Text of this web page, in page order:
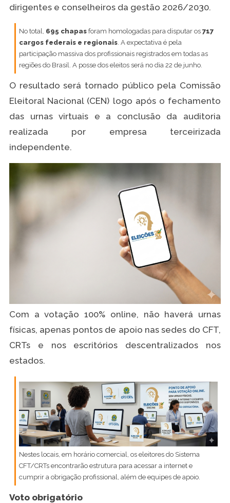
dirigentes e conselheiros da gestão 2026/2030.
No total, 695 chapasforam homologadas para disputar os 717
cargos federais e regionais. A expectativa é pela
participação massiva dos profissionais registrados em todas as
regiões do Brasil. A posse dos eleitos será no dia 22 de junho.
O resultado será tornado público pela Comissão
Eleitoral Nacional (CEN) logo após o fechamento
das urnas virtuais e a conclusão da auditoria
realizada por empresa terceirizada
independente.
Com a votação 100% online, não haverá urnas
físicas, apenas pontos de apoio nas sedes do CFT,
CRTs e nos escritórios descentralizados nos
estados.
Nestes locais, em horário comercial, os eleitores do Sistema
CFT/CRTs encontrarão estrutura para acessar a internet e
cumprir a obrigação profissional, além de equipes de apoio.
Voto obrigatório